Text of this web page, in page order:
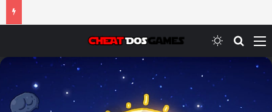
Switch skin